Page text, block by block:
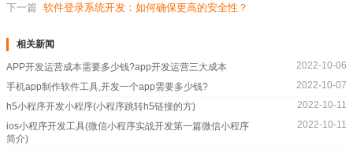
下一篇 软件登录系统开发：如何确保更高的安全性？
相关新闻
APP开发运营成本需要多少钱?app开发运营三大成本
2022-10-06
手机app制作软件工具,开发一个app需要多少钱?
2022-10-07
h5小程序开发小程序(小程序跳转h5链接的方)
2022-10-11
ios小程序开发工具(微信小程序实战开发第一篇微信小程序
简介)
2022-10-11